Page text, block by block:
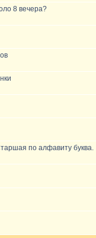
8 вечера?
по алфавиту буква.